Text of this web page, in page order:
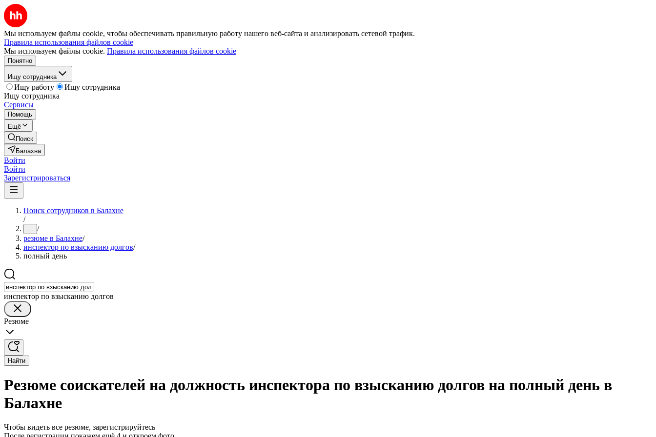
Мы используем файлы cookie, чтобы обеспечивать правильную работу нашего веб-сайта и анализировать сетевой трафик.
Правила использования файлов cookie
Мы используем файлы cookie. Правила использования файлов cookie
Понятно
Ищу сотрудника
Ищу работу
Ищу сотрудника
Ищу сотрудника
Сервисы
Помощь
Ещё
Поиск
Балахна
Войти
Войти
Зарегистрироваться
Поиск сотрудников в Балахне
/
... /
резюме в Балахне/
инспектор по взысканию долгов/
полный день
инспектор по взысканию долгов
Резюме
Найти
Резюме соискателей на должность инспектора по взысканию долгов на полный день в
Балахне
Чтобы видеть все резюме, зарегистрируйтесь